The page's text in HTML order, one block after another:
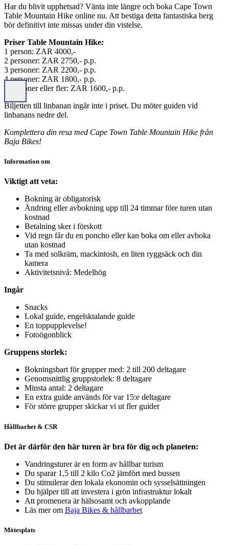
Har du blivit upphetsad? Vänta inte längre och boka Cape Town
Table Mountain Hike online nu. Att bestiga detta fantastiska berg
bör definitivt inte missas under din vistelse.
Priser Table Mountain Hike:
1 person: ZAR 4000,-
2 personer: ZAR 2750,- p.p.
3 personer: ZAR 2200,- p.p.
4 personer: ZAR 1800,- p.p.
5 personer eller fler: ZAR 1600,- p.p.
Biljetten till linbanan ingår inte i priset. Du möter guiden vid
linbanans nedre del.
Komplettera din resa med Cape Town Table Mountain Hike från
Baja Bikes!
Information om
Viktigt att veta:
Bokning är obligatorisk
Ändring eller avbokning upp till 24 timmar före turen utan
kostnad
Betalning sker i förskott
Vid regn får du en poncho eller kan boka om eller avboka
utan kostnad
Ta med solkräm, mackintosh, en liten ryggsäck och din
kamera
Aktivitetsnivå: Medelhög
Ingår
Snacks
Lokal guide, engelsktalande guide
En toppupplevelse!
Fotoögonblick
Gruppens storlek:
Bokningsbart för grupper med: 2 till 200 deltagare
Genomsnittlig gruppstorlek: 8 deltagare
Minsta antal: 2 deltagare
En extra guide används för var 15:e deltagare
För större grupper skickar vi ut fler guider
Hållbarhet & CSR
Det är därför den här turen är bra för dig och planeten:
Vandringsturer är en form av hållbar turism
Du sparar 1,5 till 2 kilo Co2 jämfört med bussen
Du stimulerar den lokala ekonomin och sysselsättningen
Du hjälper till att investera i grön infrastruktur lokalt
Att promenera är hälsosamt och avkopplande
Läs mer om Baja Bikes & hållbarhet
Mötesplats